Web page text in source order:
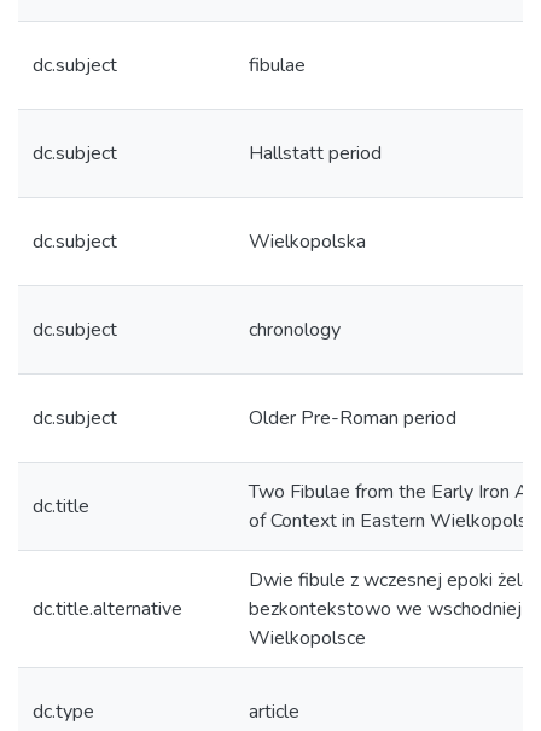
dc.subject fibulae
dc.subject Hallstatt period
dc.subject Wielkopolska
dc.subject chronology
dc.subject Older Pre-Roman period
dc.title
Two Fibulae from the Early Iron
of Context in Eastern
dc.title.alternative
Dwie fibule z wczesnej epoki
bezkontekstowo we wschodniej
Wielkopolsce
dc.type article